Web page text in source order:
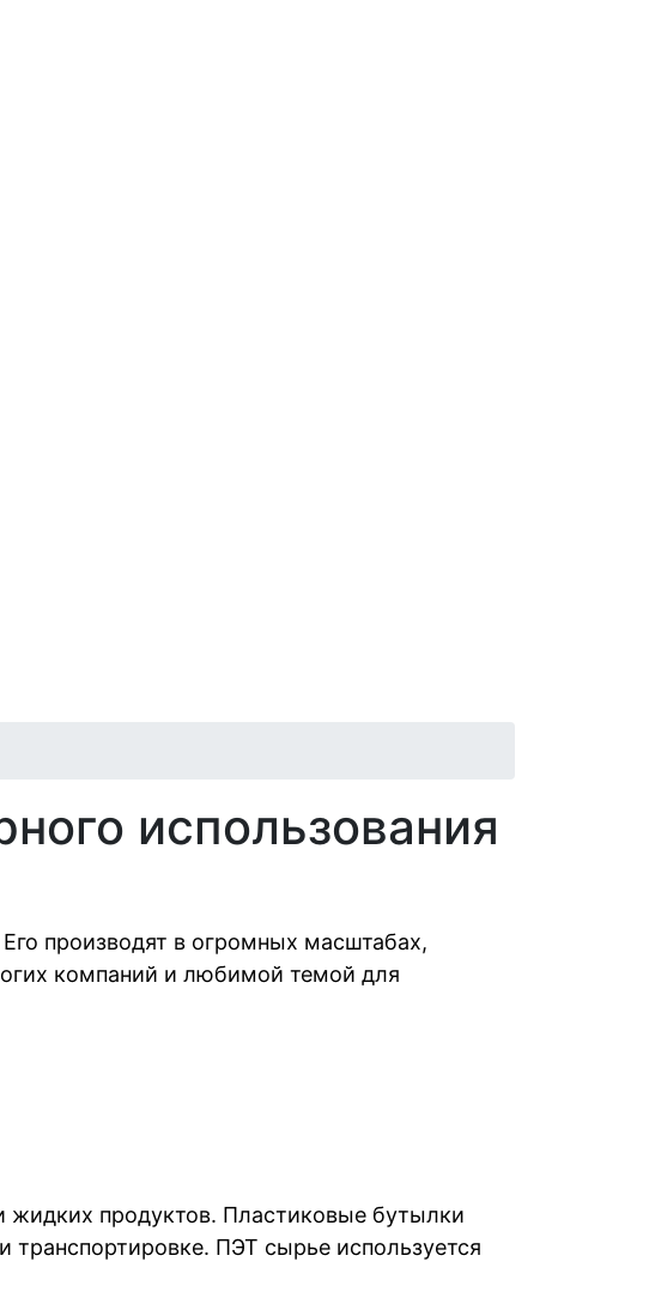
использования
производят в огромных масштабах,
компаний и любимой темой для
жидких продуктов. Пластиковые бутылки
транспортировке. ПЭТ сырье используется